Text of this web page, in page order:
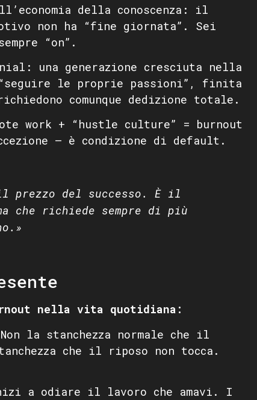
della conoscenza: il
non ha “fine giornata”. Sei
“on”.
una generazione cresciuta nella
le proprie passioni”, finita
comunque dedizione totale.
work + “hustle culture” = burnout
— è condizione di default.
prezzo del successo. È il
che richiede sempre di più
nella vita quotidiana:
Non la stanchezza normale che il
che il riposo non tocca.
a odiare il lavoro che amavi. I